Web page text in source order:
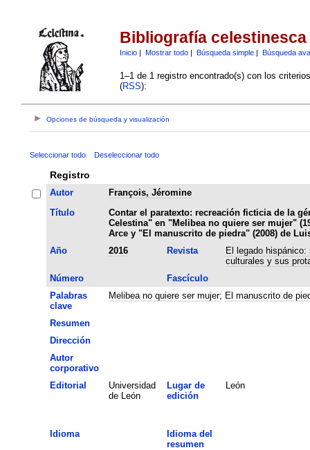
Bibliografía celestinesca
Inicio| Mostrar todo| Búsqueda simple| Búsqueda
1–1 de 1 registro encontrado(s) con los
(RSS):
Opciones de búsqueda y visualización
Seleccionar todo Deseleccionar todo
Registro
Autor
François, Jéromine
Título
Contar el paratexto: recreación ficticia de la
Celestina" en "Melibea no quiere ser mujer"
Arce y "El manuscrito de piedra" (2008) de
Año
2016 Revista
El legado
culturales y sus
Número
Fascículo
Palabras
clave
Melibea no quiere ser mujer; El manuscrito de
Resumen
Dirección
Autor
corporativo
Editorial
Universidad
de León
Lugar de
edición
León
Idioma
Idioma del
resumen